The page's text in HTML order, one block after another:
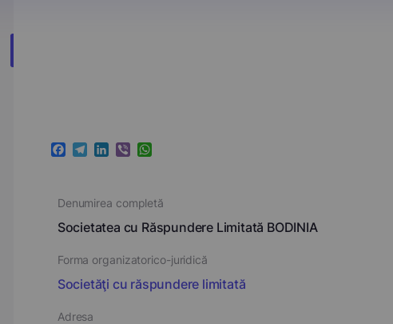
Facebook
Telegram
LinkedIn
ViberWhatsApp
Denumirea completă
Societatea cu Răspundere Limitată BODINIA
Forma organizatorico-juridică
Societăţi cu răspundere limitată
Adresa